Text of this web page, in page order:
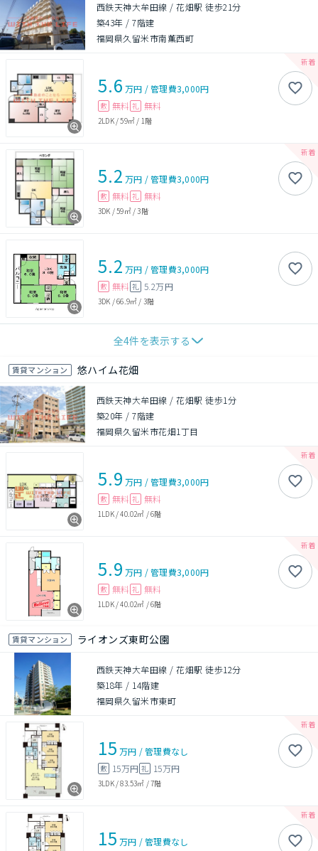
西鉄天神大牟田線 / 花畑駅 徒歩21分
築43年 /7階建
福岡県久留米市南薫西町
5.6 万円 /管理費3,000円
敷 無料 礼 無料
2LDK/59㎡ / 1階
5.2 万円 /管理費3,000円
敷 無料 礼 無料
3DK /59㎡/3階
5.2 万円 /管理費3,000円
敷 無料 礼 5.2万円
3DK /66.9㎡ / 3階
全4件を表示する
賃貸マンション 悠ハイム花畑
西鉄天神大牟田線 / 花畑駅 徒歩1分
築20年 /7階建
福岡県久留米市花畑1丁目
5.9 万円 /管理費3,000円
敷 無料 礼 無料
1LDK/40.02㎡ /6階
5.9 万円 /管理費3,000円
敷 無料 礼 無料
1LDK/40.02㎡ /6階
賃貸マンション ライオンズ東町公園
西鉄天神大牟田線 / 花畑駅 徒歩12分
築18年 / 14階建
福岡県久留米市東町
15 万円 /管理費なし
敷 15万円 礼 15万円
3LDK/83.53㎡ /7階
15 万円 /管理費なし